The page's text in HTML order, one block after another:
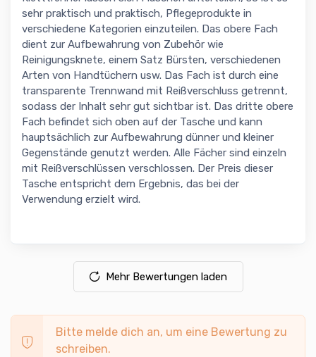
sehr praktisch und praktisch, Pflegeprodukte in
verschiedene Kategorien einzuteilen. Das obere Fach
dient zur Aufbewahrung von Zubehör wie
Reinigungsknete, einem Satz Bürsten, verschiedenen
Arten von Handtüchern usw. Das Fach ist durch eine
transparente Trennwand mit Reißverschluss getrennt,
sodass der Inhalt sehr gut sichtbar ist. Das dritte obere
Fach befindet sich oben auf der Tasche und kann
hauptsächlich zur Aufbewahrung dünner und kleiner
Gegenstände genutzt werden. Alle Fächer sind einzeln
mit Reißverschlüssen verschlossen. Der Preis dieser
Tasche entspricht dem Ergebnis, das bei der
Verwendung erzielt wird.
Mehr Bewertungen laden
Bitte melde dich an, um eine Bewertung zu
schreiben.